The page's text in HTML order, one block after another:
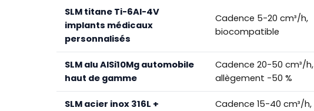
SLM titane Ti-6Al-4V
implants médicaux
personnalisés
Cadence 5-20 cm³/h,
biocompatible
SLM alu AlSi10Mg automobile
haut de gamme
Cadence 20-50 cm³/h,
allègement -50 %
SLM acier inox 316L +
Cadence 15-40 cm³/h,